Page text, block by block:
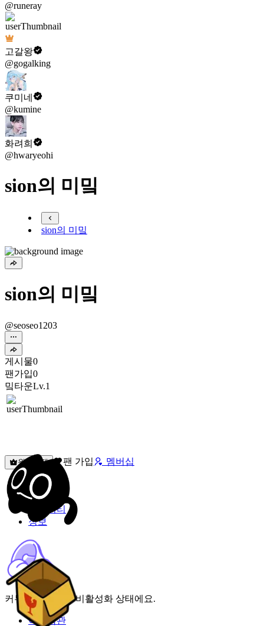
@runeray
고갈왕
@gogalking
쿠미네
@kumine
화려희
@hwaryeohi
sion의 미밐
sion의 미밐
sion의 미밐
@seoseo1203
게시물0
팬가입0
밐타운Lv.1
원픽선택 팬 가입 멤버십
밐타운
피드
커뮤니티
정보
커뮤니티 기능이 비활성화 상태에요.
이용약관